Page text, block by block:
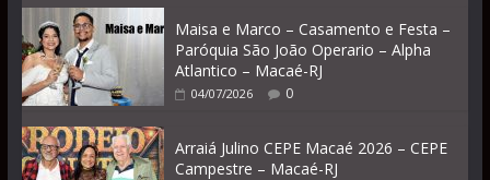
Maisa e Marco – Casamento e Festa –
Paróquia São João Operario – Alpha
Atlantico – Macaé-RJ
04/07/2026 0
Arraiá Julino CEPE Macaé 2026 – CEPE
Campestre – Macaé-RJ